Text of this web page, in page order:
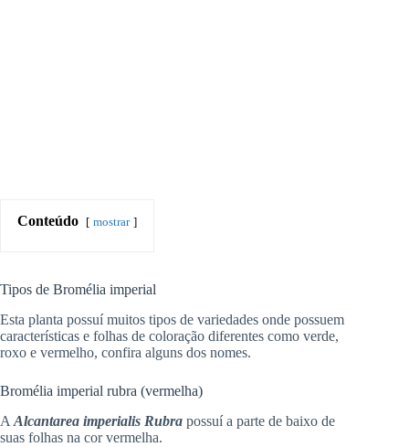
Conteúdo mostrar
Tipos de Bromélia imperial
Esta planta possuí muitos tipos de variedades onde possuem
características e folhas de coloração diferentes como verde,
roxo e vermelho, confira alguns dos nomes.
Bromélia imperial rubra (vermelha)
A Alcantarea imperialis Rubra possuí a parte de baixo de
suas folhas na cor vermelha.